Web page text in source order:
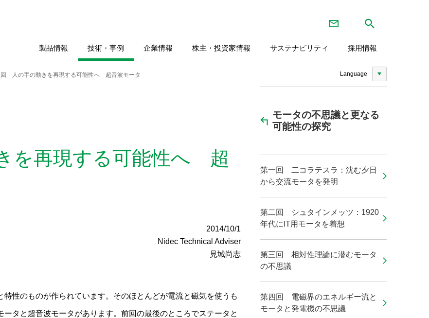
Language
お問い合わせ
製品情報 技術・事例 企業情報 株主・投資家情報 サステナビリティ 採用情報
回 人の手の動きを再現する可能性へ 超音波モータ
を再現する可能性へ 超
2014/10/1
Nidec Technical Adviser
見城尚志
性のものが作られています。そのほとんどが電流と磁気を使うも
タと超音波モータがあります。前回の最後のところでステータと
モータの不思議と更なる
可能性の探究
第一回 二コラテスラ：沈む夕日
から交流モータを発明
第二回 シュタインメッツ：1920
年代にIT用モータを着想
第三回 相対性理論に潜むモータ
の不思議
第四回 電磁界のエネルギー流と
モータと発電機の不思議